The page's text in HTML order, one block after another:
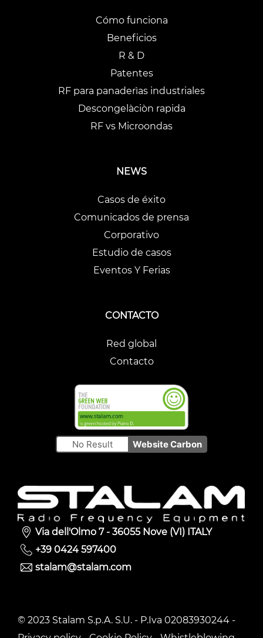
Cómo funciona
Beneficios
R & D
Patentes
RF para panaderìas industriales
Descongelàciòn rapida
RF vs Microondas
NEWS
Casos de éxito
Comunicados de prensa
Corporativo
Estudio de casos
Eventos Y Ferias
CONTACTO
Red global
Contacto
No Result Website Carbon
Via dell'Olmo 7 - 36055 Nove (VI) ITALY
+39 0424 597400
stalam@stalam.com
© 2023 Stalam S.p.A. S.U. - P.Iva 02083930244 -